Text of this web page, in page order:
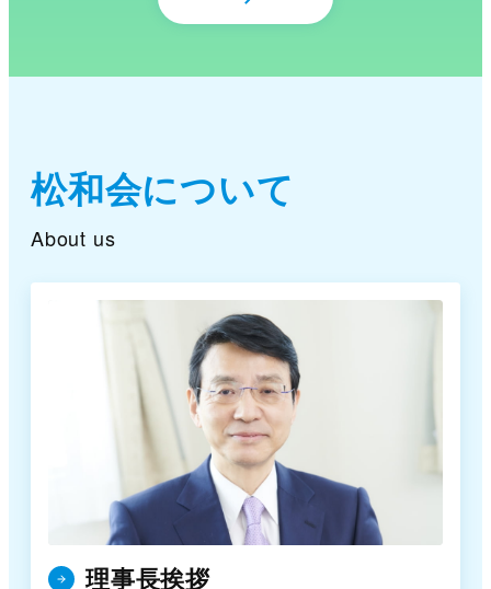
松和会について
About us
理事長挨拶